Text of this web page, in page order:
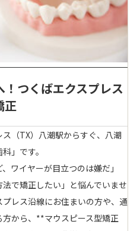
つくばエクスプレス
正
（TX）八潮駅からすぐ、八潮
」です。
ワイヤーが目立つのは嫌だ」
法で矯正したい」と悩んでいませ
レス沿線にお住まいの方や、通
から、**マウスピース型矯正